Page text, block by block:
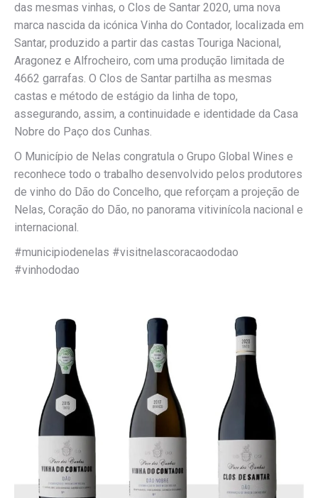
das mesmas vinhas, o Clos de Santar 2020, uma nova
marca nascida da icónica Vinha do Contador, localizada em
Santar, produzido a partir das castas Touriga Nacional,
Aragonez e Alfrocheiro, com uma produção limitada de
4662 garrafas. O Clos de Santar partilha as mesmas
castas e método de estágio da linha de topo,
assegurando, assim, a continuidade e identidade da Casa
Nobre do Paço dos Cunhas.
O Município de Nelas congratula o Grupo Global Wines e
reconhece todo o trabalho desenvolvido pelos produtores
de vinho do Dão do Concelho, que reforçam a projeção de
Nelas, Coração do Dão, no panorama vitivinícola nacional e
internacional.
#municipiodenelas #visitnelascoracaododao
#vinhododao